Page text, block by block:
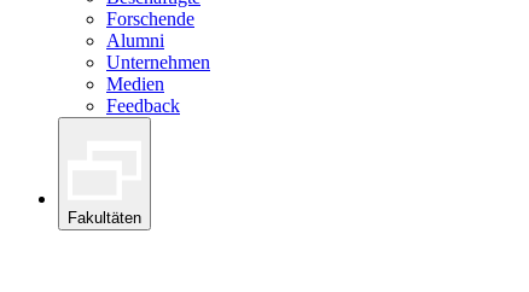
Forschende
Alumni
Unternehmen
Medien
Feedback
Fakultäten